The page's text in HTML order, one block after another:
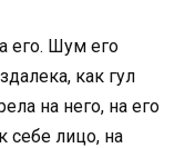
его. Шум его
как гул
на него, на его
себе лицо, на